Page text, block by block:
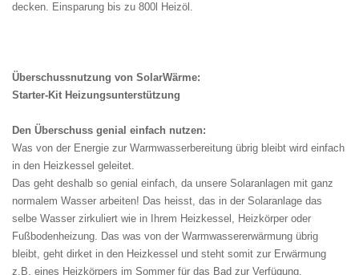
decken. Einsparung bis zu 800l Heizöl.
Überschussnutzung von SolarWärme:
Starter-Kit Heizungsunterstützung
Den Überschuss genial einfach nutzen:
Was von der Energie zur Warmwasserbereitung übrig bleibt wird einfach
in den Heizkessel geleitet.
Das geht deshalb so genial einfach, da unsere Solaranlagen mit ganz
normalem Wasser arbeiten! Das heisst, das in der Solaranlage das
selbe Wasser zirkuliert wie in Ihrem Heizkessel, Heizkörper oder
Fußbodenheizung. Das was von der Warmwassererwärmung übrig
bleibt, geht dirket in den Heizkessel und steht somit zur Erwärmung
z.B. eines Heizkörpers im Sommer für das Bad zur Verfügung.